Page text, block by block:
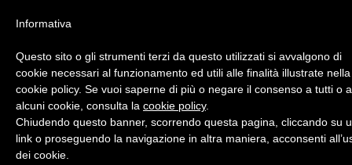
Login Registrazione
Informativa
Questo sito o gli strumenti terzi da questo utilizzati si avvalgono di
cookie necessari al funzionamento ed utili alle finalità illustrate nella
cookie policy. Se vuoi saperne di più o negare il consenso a tutti o
alcuni cookie, consulta la cookie policy.
Chiudendo questo banner, scorrendo questa pagina, cliccando su
link o proseguendo la navigazione in altra maniera, acconsenti
dei cookie.